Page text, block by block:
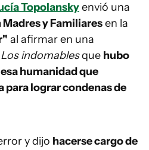
Topolanskyenvió una
y Familiaresen la
al afirmar en una
Los indomablesque hubo
humanidad que
para lograr condenas de
y dijo hacerse cargo de